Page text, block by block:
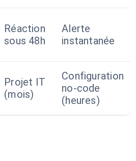
Réaction
sous 48h
Alerte
instantanée
Projet IT
(mois)
Configuration
no-code
(heures)